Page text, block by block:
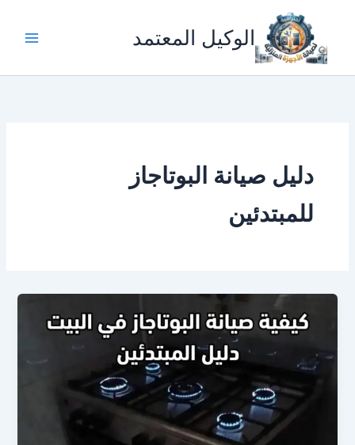
المحتوى
الوكيل المعتمد
دليل صيانة البوتاجاز
للمبتدئين